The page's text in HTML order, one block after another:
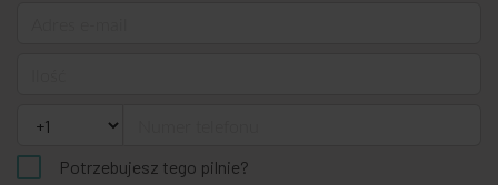
Potrzebujesz tego pilnie?